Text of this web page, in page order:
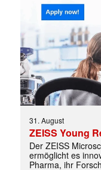
31. August
ZEISS Young
Der ZEISS
ermöglicht es
Pharma, ihr